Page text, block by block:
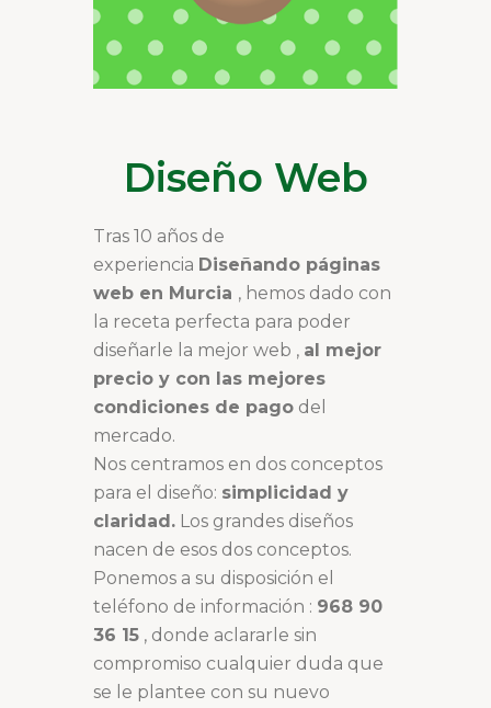
Diseño Web
Tras 10 años de
experiencia Diseñando páginas
web en Murcia , hemos dado con
la receta perfecta para poder
diseñarle la mejor web , al mejor
precio y con las mejores
condiciones de pago del
mercado.
Nos centramos en dos conceptos
para el diseño: simplicidad y
claridad. Los grandes diseños
nacen de esos dos conceptos.
Ponemos a su disposición el
teléfono de información : 968 90
36 15 , donde aclararle sin
compromiso cualquier duda que
se le plantee con su nuevo